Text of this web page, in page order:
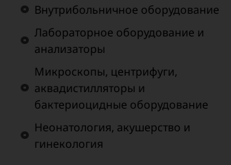
Внутрибольничное оборудование
Лабораторное оборудование и
анализаторы
Микроскопы, центрифуги,
аквадистилляторы и
бактериоцидные оборудование
Неонатология, акушерство и
гинекология